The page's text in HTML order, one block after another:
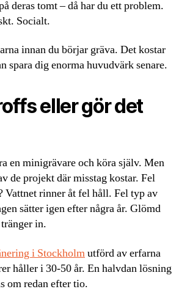
deras tomt – då har du ett problem.
Socialt.
innan du börjar gräva. Det kostar
spara dig enorma huvudvärk senare.
eller gör det
en minigrävare och köra själv. Men
de projekt där misstag kostar. Fel
Vattnet rinner åt fel håll. Fel typ av
sätter igen efter några år. Glömd
in.
i Stockholmutförd av erfarna
håller i 30-50 år. En halvdan lösning
om redan efter tio.